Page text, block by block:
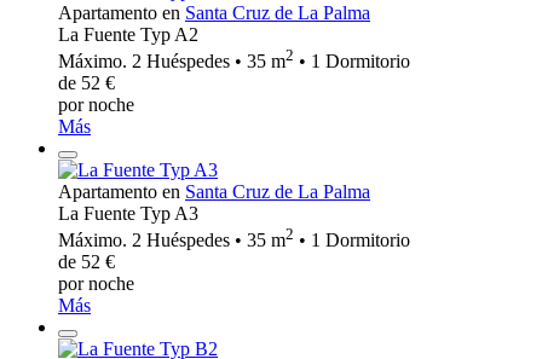
Apartamento en Santa Cruz de La Palma
La Fuente Typ A2
Máximo. 2 Huéspedes • 35 m2 • 1 Dormitorio
de 52 €
por noche
Más
Apartamento en Santa Cruz de La Palma
La Fuente Typ A3
Máximo. 2 Huéspedes • 35 m2 • 1 Dormitorio
de 52 €
por noche
Más